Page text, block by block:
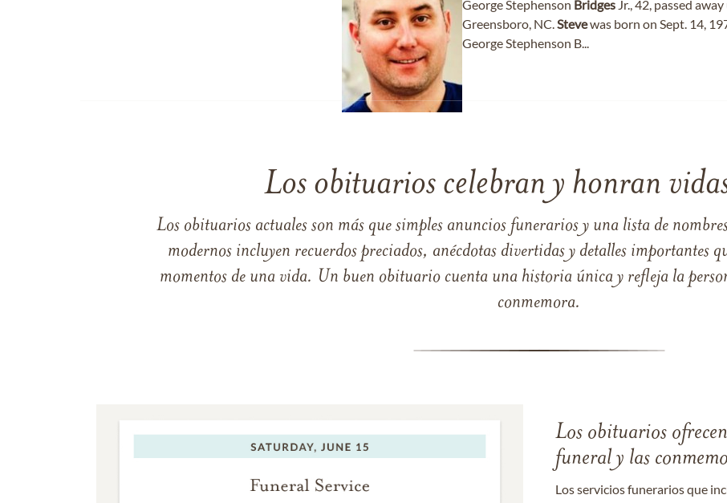
George Stephenson Bridges Jr., 42, passed
Greensboro, NC.Stevewas born on Sept. 14,
George Stephenson B...
Los obituarios celebran y honran
Los obituarios actuales son más que simples anuncios funerarios y una lista de
modernos incluyen recuerdos preciados, anécdotas divertidas y detalles importantes
momentos de una vida. Un buen obituario cuenta una historia única y refleja la
conmemora.
Los obituarios
funeral y las
Los servicios funerarios que